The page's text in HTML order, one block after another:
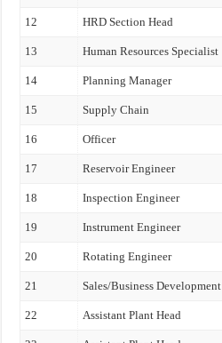
12 HRD Section Head
13 Human Resources Specialist
14 Planning Manager
15 Supply Chain
16 Officer
17 Reservoir Engineer
18 Inspection Engineer
19 Instrument Engineer
20 Rotating Engineer
21 Sales/Business Development
22 Assistant Plant Head